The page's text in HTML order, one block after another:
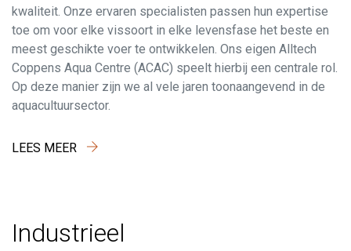
kwaliteit. Onze ervaren specialisten passen hun expertise
toe om voor elke vissoort in elke levensfase het beste en
meest geschikte voer te ontwikkelen. Ons eigen Alltech
Coppens Aqua Centre (ACAC) speelt hierbij een centrale rol.
Op deze manier zijn we al vele jaren toonaangevend in de
aquacultuursector.
LEES MEER
Industrieel